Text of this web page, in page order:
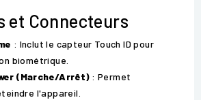
et Connecteurs
: Inclut le capteur Touch ID pour
biométrique.
(Marche/Arrêt): Permet
l'appareil.